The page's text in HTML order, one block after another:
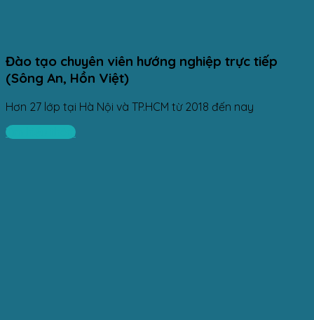
Đào tạo chuyên viên hướng nghiệp trực tiếp
(Sông An, Hồn Việt)
Hơn 27 lớp tại Hà Nội và TP.HCM từ 2018 đến nay
Tìm hiểu thêm